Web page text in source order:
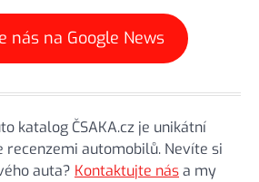
nás na Google News
katalog ČSAKA.cz je unikátní
recenzemi automobilů. Nevíte si
auta? Kontaktujte nása my